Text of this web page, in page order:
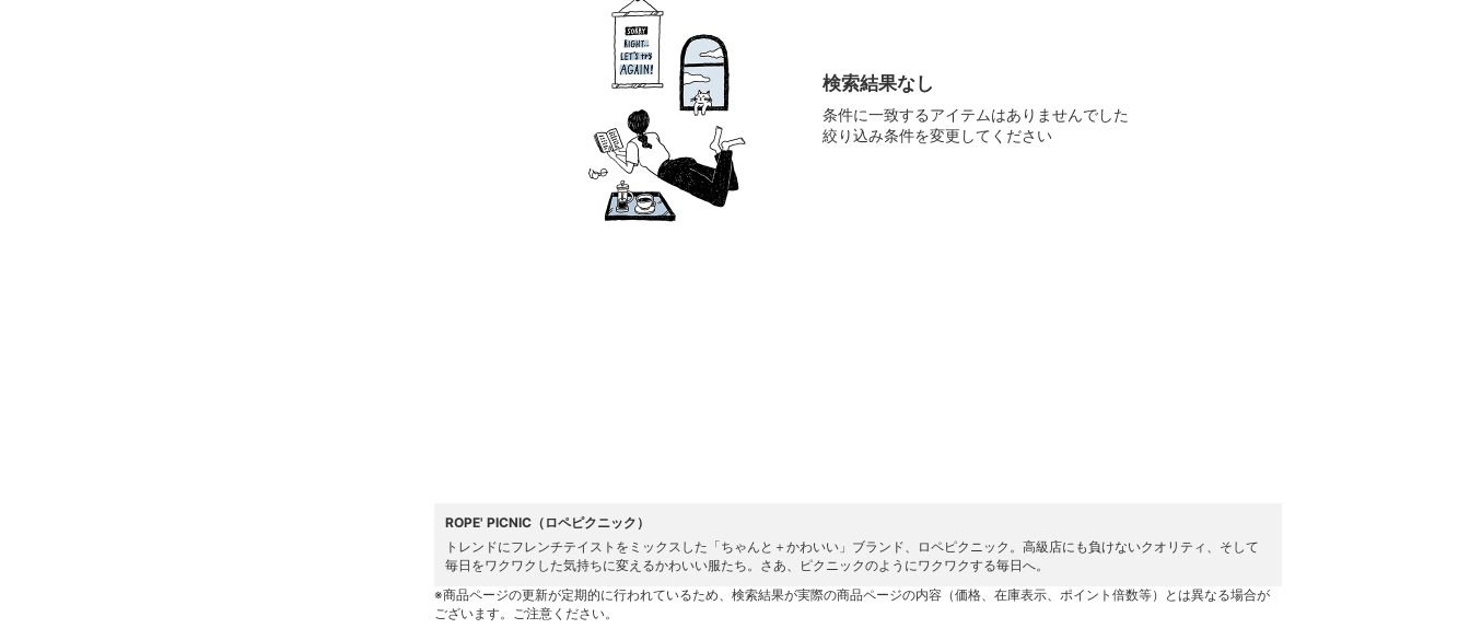
検索結果なし
条件に一致するアイテムはありませんでした
絞り込み条件を変更してください
ROPE' PICNIC（ロペピクニック）
トレンドにフレンチテイストをミックスした「ちゃんと＋かわいい」ブランド、ロペピクニック。高級店にも負けないクオリティ、そして
毎日をワクワクした気持ちに変えるかわいい服たち。さあ、ピクニックのようにワクワクする毎日へ。
※商品ページの更新が定期的に行われているため、検索結果が実際の商品ページの内容（価格、在庫表示、ポイント倍数等）とは異なる場合が
ございます。ご注意ください。